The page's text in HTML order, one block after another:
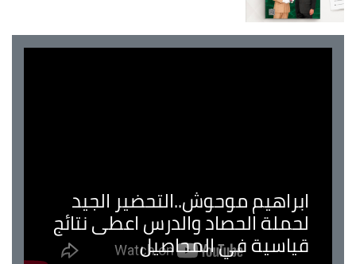
ابراهيم موحوش..التحضير الجيد
لحملة الحصاد والدرس اعطى نتائج
قياسية في المحاصيل